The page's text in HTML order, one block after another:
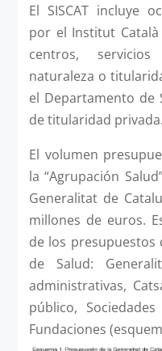
El SISCAT incluye
por el Institut Català
centros,
naturaleza o
el Departamento de
de titularidad privada.
El volumen
la “Agrupación
Generalitat de
millones de euros.
de los presupuestos
de Salud:
administrativas,
público,
Fundaciones